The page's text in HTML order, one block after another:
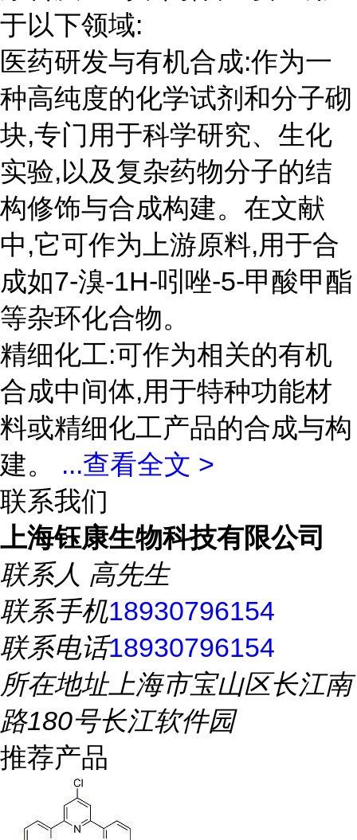
于以下领域:
医药研发与有机合成:作为一
种高纯度的化学试剂和分子砌
块,专门用于科学研究、生化
实验,以及复杂药物分子的结
构修饰与合成构建。在文献
中,它可作为上游原料,用于合
成如7-溴-1H-吲唑-5-甲酸甲酯
等杂环化合物。
精细化工:可作为相关的有机
合成中间体,用于特种功能材
料或精细化工产品的合成与构
建。 ...查看全文 >
联系我们
上海钰康生物科技有限公司
联系人 高先生
联系手机18930796154
联系电话18930796154
所在地址上海市宝山区长江南
路180号长江软件园
推荐产品